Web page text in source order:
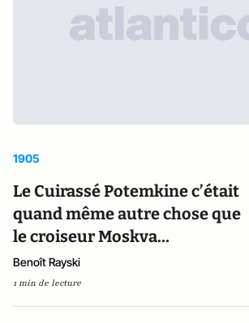
1905
Le Cuirassé Potemkine c’était
quand même autre chose que
le croiseur Moskva…
Benoît Rayski
1 min de lecture